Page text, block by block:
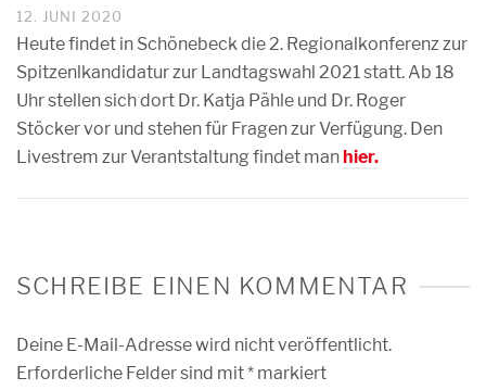
12. JUNI 2020
Heute findet in Schönebeck die 2. Regionalkonferenz zur
Spitzenlkandidatur zur Landtagswahl 2021 statt. Ab 18
Uhr stellen sich dort Dr. Katja Pähle und Dr. Roger
Stöcker vor und stehen für Fragen zur Verfügung. Den
Livestrem zur Verantstaltung findet manhier.
SCHREIBE EINEN KOMMENTAR
Deine E-Mail-Adresse wird nicht veröffentlicht.
Erforderliche Felder sind mit* markiert